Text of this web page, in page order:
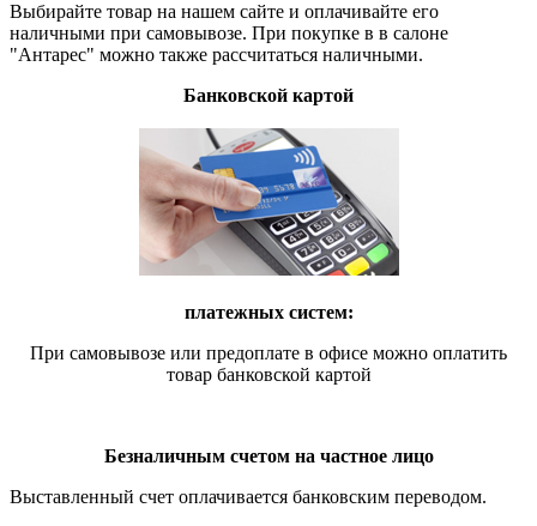
Выбирайте товар на нашем сайте и оплачивайте его
наличными при самовывозе. При покупке в в салоне
"Антарес" можно также рассчитаться наличными.
Банковской картой
платежных систем:
При самовывозе или предоплате в офисе можно оплатить
товар банковской картой
Безналичным счетом на частное лицо
Выставленный счет оплачивается банковским переводом.